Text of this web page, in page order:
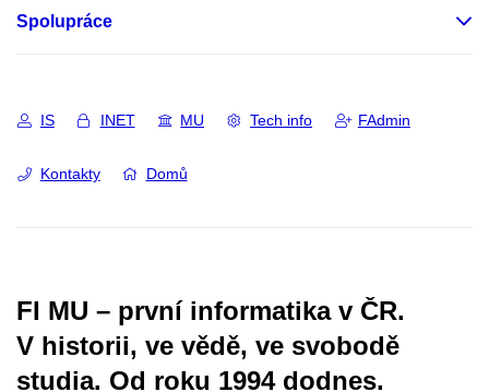
Spolupráce
IS INET MU Tech info FAdmin
Kontakty Domů
FI MU – první informatika v ČR.
V historii, ve vědě, ve svobodě
studia. Od roku 1994 dodnes.